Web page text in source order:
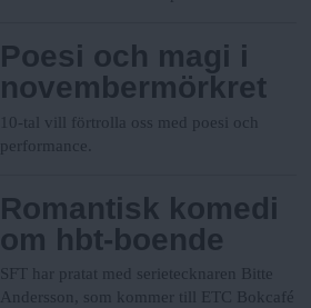
Poesi och magi i
novembermörkret
10-tal vill förtrolla oss med poesi och
performance.
Romantisk komedi
om hbt-boende
SFT har pratat med serietecknaren Bitte
Andersson, som kommer till ETC Bokcafé